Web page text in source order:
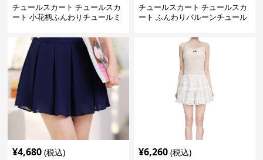
チュールスカート チュールスカ
ート 小花柄ふんわりチュールミ
チュールスカート チュールスカ
ート ふんわりバルーンチュール
¥4,680 (税込) ¥6,260 (税込)